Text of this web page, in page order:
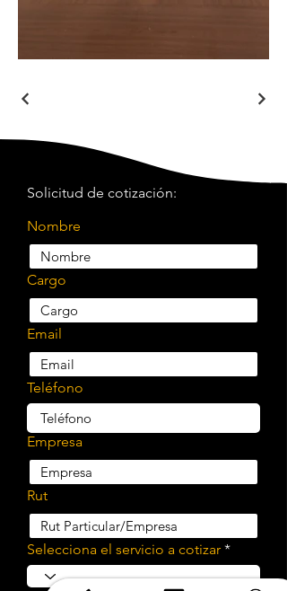
Solicitud de cotización:
Nombre
Cargo
Email
Teléfono
Empresa
Rut
Selecciona el servicio a cotizar